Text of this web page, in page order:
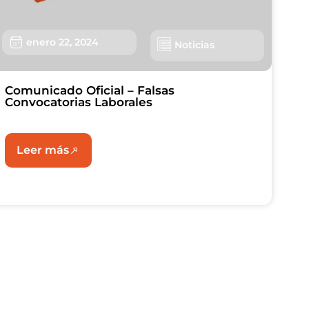
enero 22, 2024 Noticias
Comunicado Oficial – Falsas
Convocatorias Laborales
Leer más